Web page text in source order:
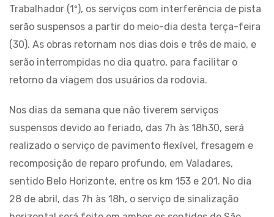
Trabalhador (1º), os serviços com interferência de pista
serão suspensos a partir do meio-dia desta terça-feira
(30). As obras retornam nos dias dois e três de maio, e
serão interrompidas no dia quatro, para facilitar o
retorno da viagem dos usuários da rodovia.
Nos dias da semana que não tiverem serviços
suspensos devido ao feriado, das 7h às 18h30, será
realizado o serviço de pavimento flexível, fresagem e
recomposição de reparo profundo, em Valadares,
sentido Belo Horizonte, entre os km 153 e 201. No dia
28 de abril, das 7h às 18h, o serviço de sinalização